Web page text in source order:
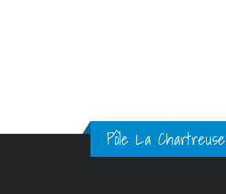
Pôle La Chartreuse